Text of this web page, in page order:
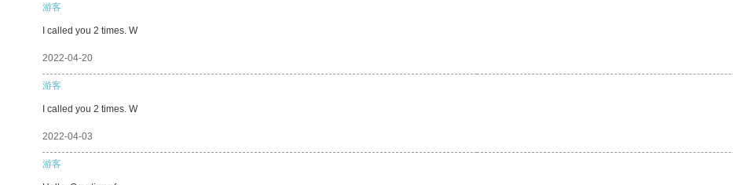
游客
I called you 2 times. W
2022-04-20
游客
I called you 2 times. W
2022-04-03
游客